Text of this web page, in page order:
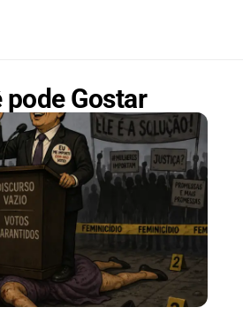
pode Gostar